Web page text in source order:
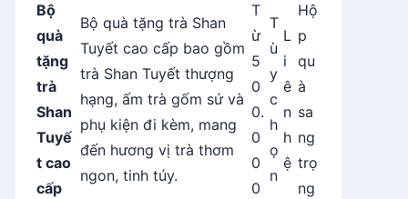
Bộ
quà
tặng
trà
Shan
Tuyế
t cao
cấp
Bộ quà tặng trà Shan
Tuyết cao cấp bao gồm
trà Shan Tuyết thượng
hạng, ấm trà gốm sứ và
phụ kiện đi kèm, mang
đến hương vị trà thơm
ngon, tinh túy.
T
ừ
5
0
0.
0
0
0
T
ù
y
c
h
ọ
n
L
i
ê
n
h
ệ
Hộ
p
qu
à
sa
ng
trọ
ng